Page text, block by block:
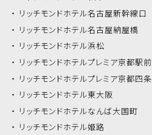
リッチモンドホテル名古屋新幹線口
リッチモンドホテル名古屋納屋橋
リッチモンドホテル浜松
リッチモンドホテルプレミア京都駅前
リッチモンドホテルプレミア京都四条
リッチモンドホテル東大阪
リッチモンドホテルなんば大国町
リッチモンドホテル姫路